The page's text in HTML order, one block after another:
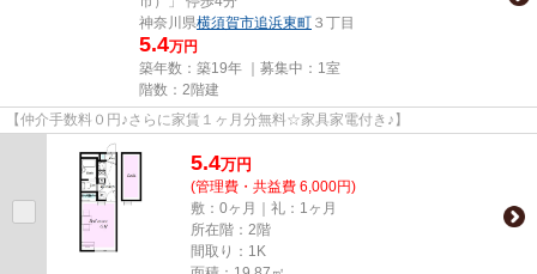
神奈川県横須賀市追浜東町 ３丁目
5.4万円
築年数：築19年 ｜募集中： 1室
階数：2階建
【仲介手数料０円♪さらに家賃１ヶ月分無料☆家具家電付き♪】
5.4万円
(管理費・共益費 6,000円)
敷：0ヶ月｜礼：1ヶ月
所在階：2階
間取り：1K